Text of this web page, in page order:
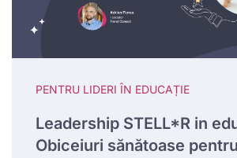
PENTRU LIDERI ÎN EDUCAȚIE
Leadership STELL*R in
Obiceiuri sănătoase